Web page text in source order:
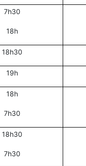
7h30
18h
18h30
19h
18h
7h30
18h30
7h30